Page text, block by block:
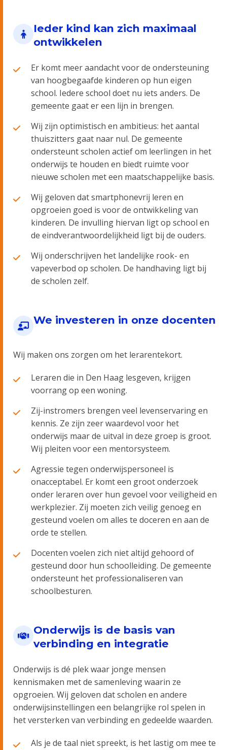
Ieder kind kan zich maximaal
ontwikkelen
Er komt meer aandacht voor de ondersteuning
van hoogbegaafde kinderen op hun eigen
school. Iedere school doet nu iets anders. De
gemeente gaat er een lijn in brengen.
Wij zijn optimistisch en ambitieus: het aantal
thuiszitters gaat naar nul. De gemeente
ondersteunt scholen actief om leerlingen in het
onderwijs te houden en biedt ruimte voor
nieuwe scholen met een maatschappelijke basis.
Wij geloven dat smartphonevrij leren en
opgroeien goed is voor de ontwikkeling van
kinderen. De invulling hiervan ligt op school en
de eindverantwoordelijkheid ligt bij de ouders.
Wij onderschrijven het landelijke rook- en
vapeverbod op scholen. De handhaving ligt bij
de scholen zelf.
We investeren in onze docenten
Wij maken ons zorgen om het lerarentekort.
Leraren die in Den Haag lesgeven, krijgen
voorrang op een woning.
Zij-instromers brengen veel levenservaring en
kennis. Ze zijn zeer waardevol voor het
onderwijs maar de uitval in deze groep is groot.
Wij pleiten voor een mentorsysteem.
Agressie tegen onderwijspersoneel is
onacceptabel. Er komt een groot onderzoek
onder leraren over hun gevoel voor veiligheid en
werkplezier. Zij moeten zich veilig genoeg en
gesteund voelen om alles te doceren en aan de
orde te stellen.
Docenten voelen zich niet altijd gehoord of
gesteund door hun schoolleiding. De gemeente
ondersteunt het professionaliseren van
schoolbesturen.
Onderwijs is de basis van
verbinding en integratie
Onderwijs is dé plek waar jonge mensen
kennismaken met de samenleving waarin ze
opgroeien. Wij geloven dat scholen en andere
onderwijsinstellingen een belangrijke rol spelen in
het versterken van verbinding en gedeelde waarden.
Als je de taal niet spreekt, is het lastig om mee te